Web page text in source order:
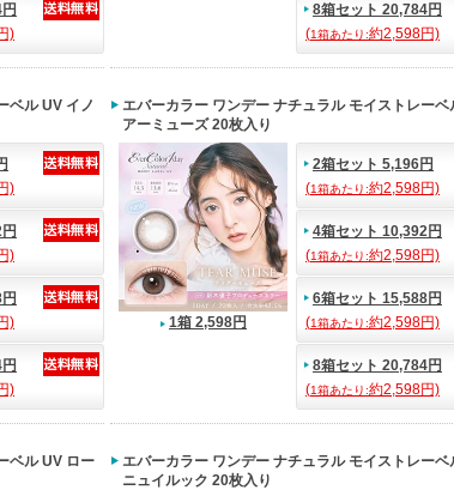
)
8箱セット 20,784円
(1箱あたり:約2,598円)
ベル UV イノ
)
)
)
)
エバーカラー ワンデー ナチュラル モイストレーベ
アーミューズ 20枚入り
1箱 2,598円
2箱セット 5,196円
(1箱あたり:約2,598円)
4箱セット 10,392円
(1箱あたり:約2,598円)
6箱セット 15,588円
(1箱あたり:約2,598円)
8箱セット 20,784円
(1箱あたり:約2,598円)
ベル UV ロー
エバーカラー ワンデー ナチュラル モイストレーベ
ニュイルック 20枚入り